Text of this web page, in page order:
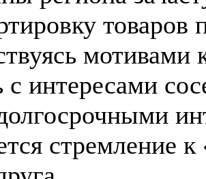
товаров
с интересами
стремление